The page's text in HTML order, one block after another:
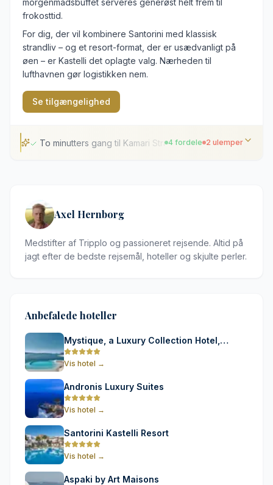
morgenmadsbuffet serveres generøst helt frem til
frokosttid.
For dig, der vil kombinere Santorini med klassisk
strandliv – og et resort-format, der er usædvanligt på
øen – er Kastelli det oplagte valg. Nærheden til
lufthavnen gør logistikken nem.
Se tilgængelighed
To minutters gang til Kamari Strand4 fordele 2 ulemper
Uforstyrret beliggenhed i en frodig have
Kort afstand til Santorinis lufthavn
Ingen udsigt over Calderaen
Kamari Strand består af grove, mørke lavasten
Axel Hernborg
Medstifter af Tripplo og passioneret rejsende. Altid på
jagt efter de bedste rejsemål, hoteller og skjulte perler.
Anbefalede hoteller
Mystique, a Luxury Collection Hotel,
Santorini
Vis hotel →
Andronis Luxury Suites
Vis hotel →
Santorini Kastelli Resort
Vis hotel →
Aspaki by Art Maisons